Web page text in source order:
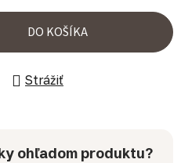
DO KOŠÍKA
Strážiť
ohľadom produktu?